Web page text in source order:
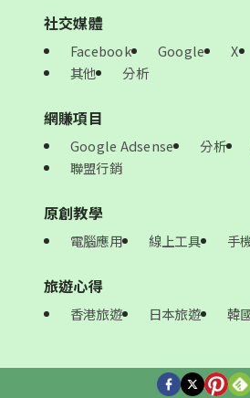
社交媒體
Facebook Google X
其他
分析
網賺項目
Google Adsense 分析
聯盟行銷
原創教學
電腦應用 線上工具 手
旅遊心得
香港旅遊 日本旅遊 韓